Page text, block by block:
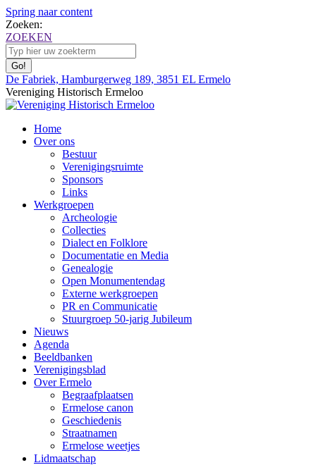
Spring naar content
Zoeken:
ZOEKEN
De Fabriek, Hamburgerweg 189, 3851 EL Ermelo
Vereniging Historisch Ermeloo
Home
Over ons
Bestuur
Verenigingsruimte
Sponsors
Links
Werkgroepen
Archeologie
Collecties
Dialect en Folklore
Documentatie en Media
Genealogie
Open Monumentendag
Externe werkgroepen
PR en Communicatie
Stuurgroep 50-jarig Jubileum
Nieuws
Agenda
Beeldbanken
Verenigingsblad
Over Ermelo
Begraafplaatsen
Ermelose canon
Geschiedenis
Straatnamen
Ermelose weetjes
Lidmaatschap